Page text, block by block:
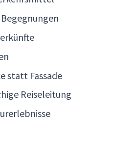
statt Fassade
Reiseleitung